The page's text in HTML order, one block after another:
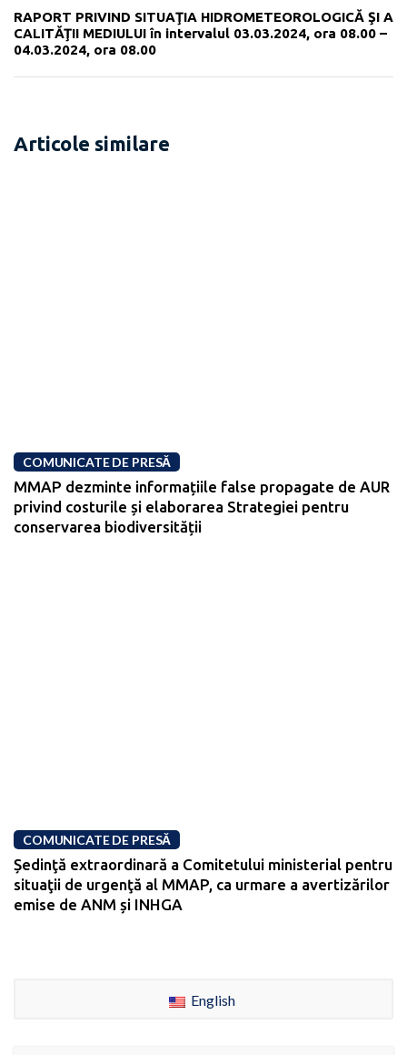
RAPORT PRIVIND SITUAŢIA HIDROMETEOROLOGICĂ ŞI A
CALITĂŢII MEDIULUI în intervalul 03.03.2024, ora 08.00 –
04.03.2024, ora 08.00
Articole similare
COMUNICATE DE PRESĂ
MMAP dezminte informațiile false propagate de AUR
privind costurile și elaborarea Strategiei pentru
conservarea biodiversității
COMUNICATE DE PRESĂ
Ședinţă extraordinară a Comitetului ministerial pentru
situaţii de urgenţă al MMAP, ca urmare a avertizărilor
emise de ANM și INHGA
English